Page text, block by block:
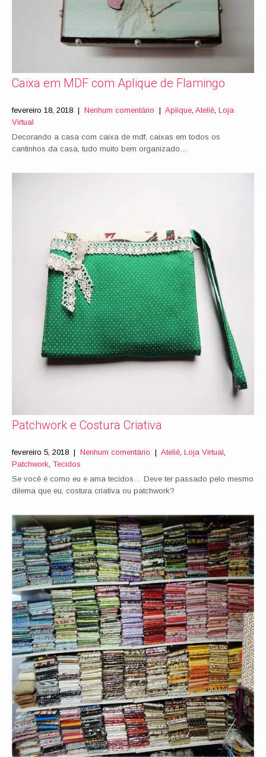
Caixa em MDF com Aplique de Flamingo
fevereiro 18, 2018 | Nenhum comentário | Aplique, Ateliê, Loja
Virtual
Decorando a casa com caixa de mdf, caixas em todos os
cantinhos da casa, tudo muito bem organizado…
Patchwork e Costura Criativa
fevereiro 5, 2018 | Nenhum comentário | Ateliê, Loja Virtual,
Patchwork, Tecidos
Se você é como eu e ama tecidos… Deve ter passado pelo mesmo
dilema que eu, costura criativa ou patchwork?